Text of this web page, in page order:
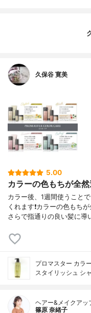
久保谷 寛美
5.00
カラーの色もちが全然
カラー後、1週間使うこと
くれます❗️カラーの色もち
さらで指通りの良い髪に導
プロマスター カラ
スタイリッシュ シ
ヘアー&メイクアッ
篠原 奈緒子